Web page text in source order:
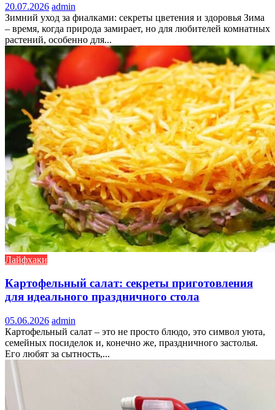
20.07.2026 admin
Зимний уход за фиалками: секреты цветения и здоровья Зима
– время, когда природа замирает, но для любителей комнатных
растений, особенно для...
Лайфхаки
Картофельный салат: секреты приготовления
для идеального праздничного стола
05.06.2026 admin
Картофельный салат – это не просто блюдо, это символ уюта,
семейных посиделок и, конечно же, праздничного застолья.
Его любят за сытность,...